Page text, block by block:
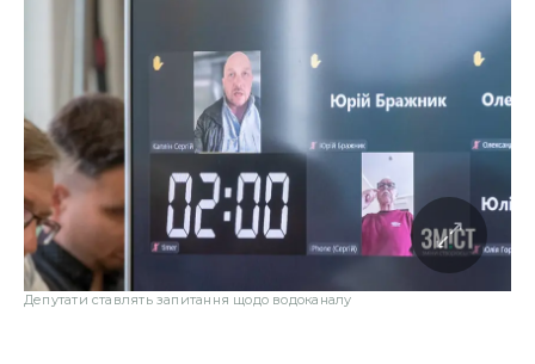
Депутати ставлять запитання щодо водоканалу